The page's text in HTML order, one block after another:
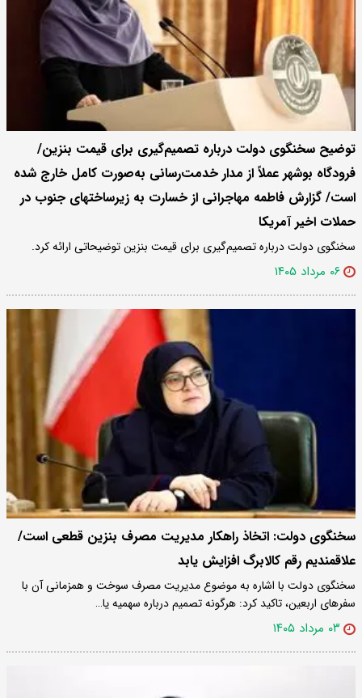
توضیح سخنگوی دولت درباره تصمیم‌گیری برای قیمت بنزین/
فرودگاه بوشهر عملاً از مدار خدمت‌رسانی به‌صورت کامل خارج شده
است/ گزارش فاطمه مهاجرانی از خسارت به زیرساختهای جنوب در
حملات اخیر آمریکا
سخنگوی دولت درباره تصمیم‌گیری برای قیمت بنزین توضیحاتی ارائه کرد.
۰۶ مرداد ۱۴۰۵
سخنگوی دولت: اتخاذ راهکار مدیریت مصرف بنزین قطعی است/
علاقمندیم رقم کالابرگ افزایش یابد
سخنگوی دولت با اشاره به موضوع مدیریت مصرف سوخت و همزمانی آن با
سفرهای اربعین، تاکید کرد: هرگونه تصمیم درباره سهمیه یا…
۰۳ مرداد ۱۴۰۵